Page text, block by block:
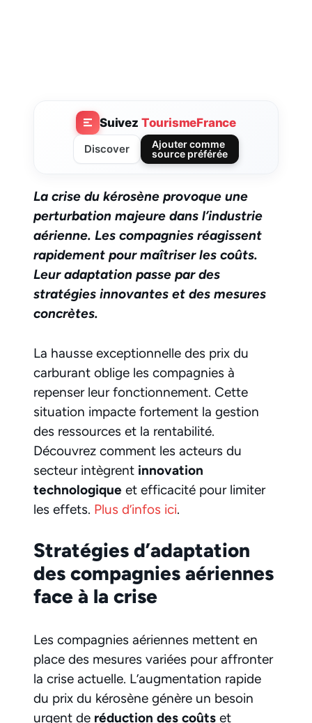
Suivez TourismeFrance
Discover
Ajouter comme
source préférée
La crise du kérosène provoque une
perturbation majeure dans l’industrie
aérienne. Les compagnies réagissent
rapidement pour maîtriser les coûts.
Leur adaptation passe par des
stratégies innovantes et des mesures
concrètes.
La hausse exceptionnelle des prix du
carburant oblige les compagnies à
repenser leur fonctionnement. Cette
situation impacte fortement la gestion
des ressources et la rentabilité.
Découvrez comment les acteurs du
secteur intègrent innovation
technologique et efficacité pour limiter
les effets. Plus d’infos ici.
Stratégies d’adaptation
des compagnies aériennes
face à la crise
Les compagnies aériennes mettent en
place des mesures variées pour affronter
la crise actuelle. L’augmentation rapide
du prix du kérosène génère un besoin
urgent de réduction des coûts et